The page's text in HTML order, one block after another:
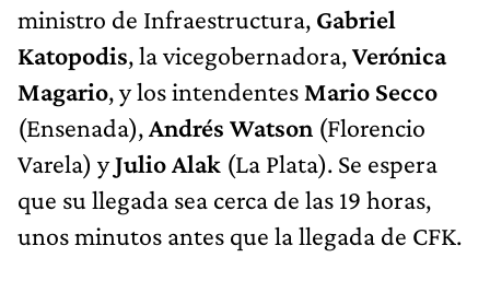
ministro de Infraestructura, Gabriel
Katopodis, la vicegobernadora,Verónica
Magario, y los intendentes Mario Secco
(Ensenada),Andrés Watson (Florencio
Varela) yJulio Alak (La Plata). Se espera
que su llegada sea cerca de las 19 horas,
unos minutos antes que la llegada de CFK.